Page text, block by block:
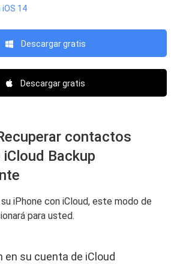
14
Descargar gratis
Descargar gratis
contactos
Backup
iPhone con iCloud, este modo de
para usted.
en su cuenta de iCloud